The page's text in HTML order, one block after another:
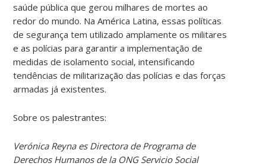
saúde pública que gerou milhares de mortes ao
redor do mundo. Na América Latina, essas políticas
de segurança tem utilizado amplamente os militares
e as polícias para garantir a implementação de
medidas de isolamento social, intensificando
tendências de militarização das polícias e das forças
armadas já existentes.
Sobre os palestrantes:
Verónica Reyna es Directora de Programa de
Derechos Humanos de la ONG Servicio Social